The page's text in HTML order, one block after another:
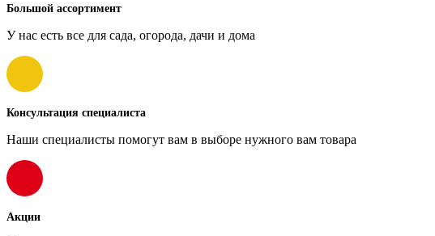
Большой ассортимент
У нас есть все для сада, огорода, дачи и дома
Консультация специалиста
Наши специалисты помогут вам в выборе нужного вам товара
Акции